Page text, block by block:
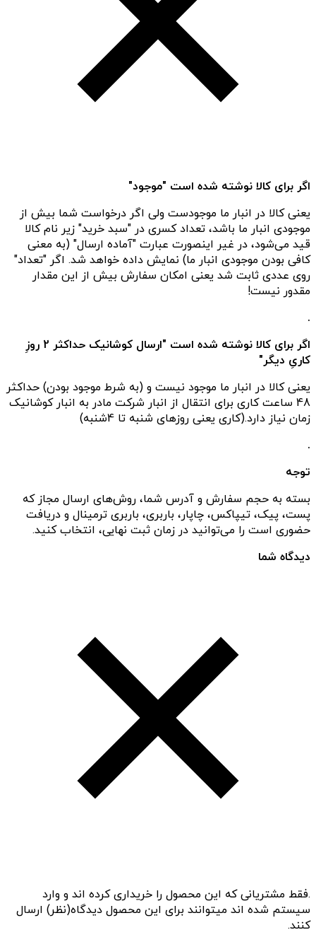
اگر برای کالا نوشته شده است "موجود"
یعنی کالا در انبار ما موجودست ولی اگر درخواست شما بیش از
موجودی انبار ما باشد، تعداد کسری در "سبد خرید" زیر نام کالا
قید می‌شود، در غیر اینصورت عبارت "آماده ارسال" (به معنی
کافی بودن موجودی انبار ما) نمایش داده خواهد شد. اگر "تعداد"
روی عددی ثابت شد یعنی امکان سفارش بیش از این مقدار
مقدور نیست!
.
اگر برای کالا نوشته شده است "ارسال کوشانیک حداکثر 2 روزِ
کاریِ دیگر"
یعنی کالا در انبار ما موجود نیست و (به شرط موجود بودن) حداکثر
48 ساعت کاری برای انتقال از انبار شرکت مادر به انبار کوشانیک
زمان نیاز دارد.(کاری یعنی روزهای شنبه تا 4شنبه)
.
توجه
بسته به حجم سفارش و آدرس شما، روش‌های ارسال مجاز که
پست، پیک، تیپاکس، چاپار، باربری، باربری ترمینال و دریافت
حضوری است را می‌توانید در زمان ثبت نهایی، انتخاب کنید.
دیدگاه شما
.فقط مشتریانی که این محصول را خریداری کرده اند و وارد
سیستم شده اند میتوانند برای این محصول دیدگاه(نظر) ارسال
کنند.